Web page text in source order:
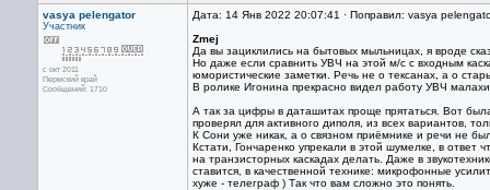
vasya pelengator
Участник
с окт 2011
Пермский край
Сообщений: 1710
Дата: 14 Янв 2022 20:07:41 · Поправил: vasya
Zmej
Да вы зациклились на бытовых мыльницах, я вроде
Но даже если сравнить УВЧ на этой м/с с входным
юмористические заметки. Речь не о тексанах, а о
В ролике Игонина прекрасно видел работу УВЧ
А так за цифры в даташитах проще прятаться. Вот
проверял для активного диполя, из всех вариантов,
К Сони уже никак, а о связном приёмнике и речи не
Кстати, Гончаренко упрекали в этой шумелке, в
на транзисторных каскадах делать. Даже в
ставится, в качественной технике: микрофонные
хуже - телеграф ) Так что вам сложно это понять.